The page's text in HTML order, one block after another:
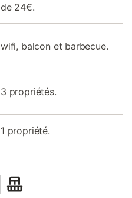
de 24€.
wifi, balcon et barbecue.
3 propriétés.
1 propriété.